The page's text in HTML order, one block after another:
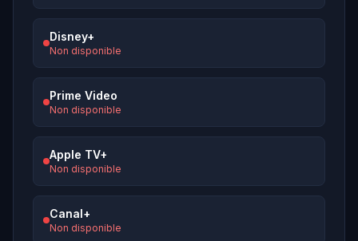
Disney+
Non disponible
Prime Video
Non disponible
Apple TV+
Non disponible
Canal+
Non disponible